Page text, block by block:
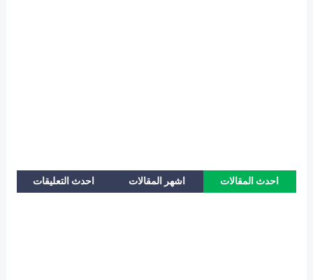
احدث المقالات اشهر المقالات احدث التعليقات